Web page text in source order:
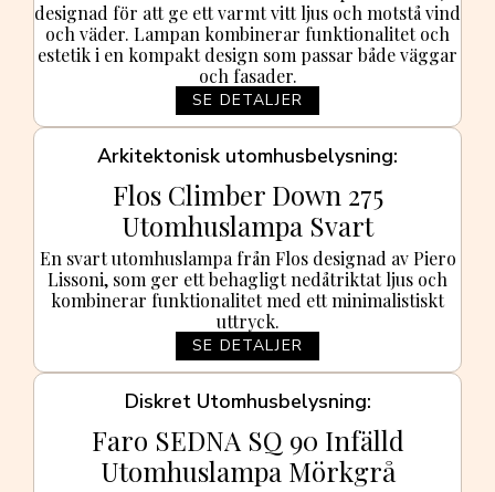
designad för att ge ett varmt vitt ljus och motstå vind
och väder. Lampan kombinerar funktionalitet och
estetik i en kompakt design som passar både väggar
och fasader.
SE DETALJER
Arkitektonisk utomhusbelysning
Flos Climber Down 275
Utomhuslampa Svart
En svart utomhuslampa från Flos designad av Piero
Lissoni, som ger ett behagligt nedåtriktat ljus och
kombinerar funktionalitet med ett minimalistiskt
uttryck.
SE DETALJER
Diskret Utomhusbelysning
Faro SEDNA SQ 90 Infälld
Utomhuslampa Mörkgrå